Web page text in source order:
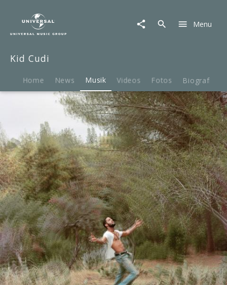
Musik
Speedin'
Heaven
Menu
Kid Cudi
Home News Musik Videos Fotos Biografie